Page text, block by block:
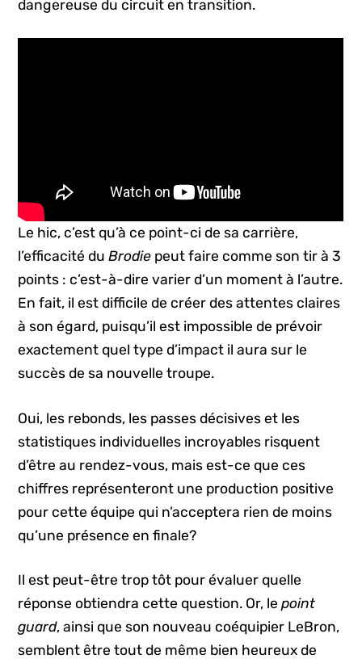
dangereuse du circuit en transition.
Le hic, c’est qu’à ce point-ci de sa carrière,
l’efficacité duBrodie peut faire comme son tir à 3
points : c’est-à-dire varier d’un moment à l’autre.
En fait, il est difficile de créer des attentes claires
à son égard, puisqu’il est impossible de prévoir
exactement quel type d’impact il aura sur le
succès de sa nouvelle troupe.
Oui, les rebonds, les passes décisives et les
statistiques individuelles incroyables risquent
d’être au rendez-vous, mais est-ce que ces
chiffres représenteront une production positive
pour cette équipe qui n’acceptera rien de moins
qu’une présence en finale?
Il est peut-être trop tôt pour évaluer quelle
réponse obtiendra cette question. Or, lepoint
guard, ainsi que son nouveau coéquipier LeBron,
semblent être tout de même bien heureux de